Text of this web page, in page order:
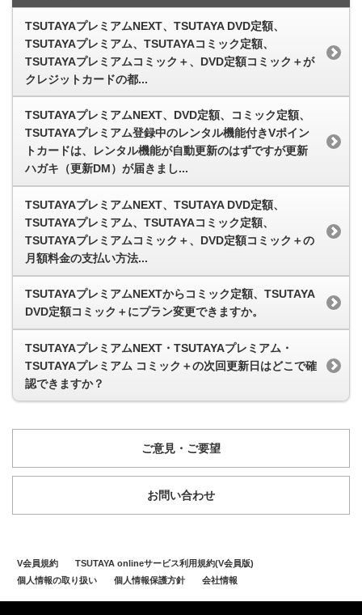
TSUTAYAプレミアムNEXT、TSUTAYA DVD定額、
TSUTAYAプレミアム、TSUTAYAコミック定額、
TSUTAYAプレミアムコミック＋、DVD定額コミック＋が
クレジットカードの都...
TSUTAYAプレミアムNEXT、DVD定額、コミック定額、
TSUTAYAプレミアム登録中のレンタル機能付きVポイン
トカードは、レンタル機能が自動更新のはずですが更新
ハガキ（更新DM）が届きまし...
TSUTAYAプレミアムNEXT、TSUTAYA DVD定額、
TSUTAYAプレミアム、TSUTAYAコミック定額、
TSUTAYAプレミアムコミック＋、DVD定額コミック＋の
月額料金の支払い方法...
TSUTAYAプレミアムNEXTからコミック定額、TSUTAYA
DVD定額コミック＋にプラン変更できますか。
TSUTAYAプレミアムNEXT・TSUTAYAプレミアム・
TSUTAYAプレミアム コミック＋の次回更新日はどこで確
認できますか？
ご意見・ご要望
お問い合わせ
V会員規約
TSUTAYA onlineサービス利用規約(V会員版)
個人情報の取り扱い
個人情報保護方針 会社情報